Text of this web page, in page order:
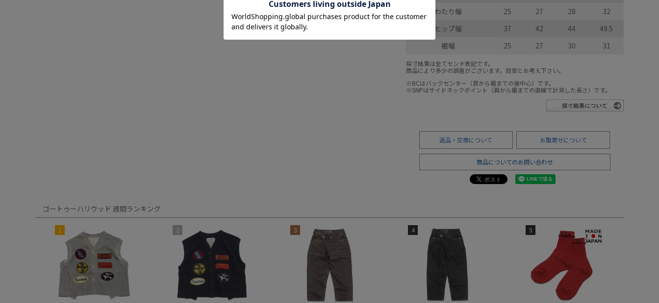
わたり幅
25 27 28
32
ヒップ幅
37 42 44
49.5
裾幅
25 27 30 31
採寸結果は全てセンチ表記です。
商品により多少の誤差がございます。目安とお考え下さい。
※BCはバックセンター（首から裾までの後中心）です。
※SNPはサイドネックポイント（肩から裾までの直線で計測した長さ）です。
返品・交換について お取寄せについて
商品についてのお問い合わせ
ゴートゥーハリウッド 週間ランキング
1 2 3 4 5